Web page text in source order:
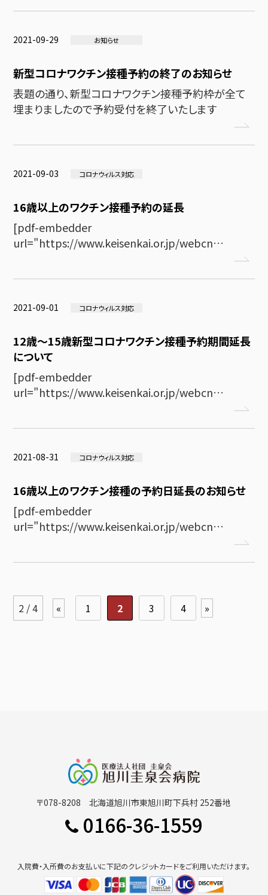
2021-09-29 お知らせ
新型コロナワクチン接種予約の終了のお知らせ
表題の通り、新型コロナワクチン接種予約枠が全て
埋まりましたので予約受付を終了いたします
2021-09-03 コロナウィルス対応
16歳以上のワクチン接種予約の延長
[pdf-embedder
url="https://www.keisenkai.or.jp/webcn…
2021-09-01 コロナウィルス対応
12歳〜15歳新型コロナワクチン接種予約期間延長
について
[pdf-embedder
url="https://www.keisenkai.or.jp/webcn…
2021-08-31 コロナウィルス対応
16歳以上のワクチン接種の予約日延長のお知らせ
[pdf-embedder
url="https://www.keisenkai.or.jp/webcn…
2 / 4 « 1 2 3 4 »
〒078-8208 北海道旭川市東旭川町下兵村 252番地
0166-36-1559
入院費・入所費のお支払いに下記のクレジットカードをご利用いただけます。